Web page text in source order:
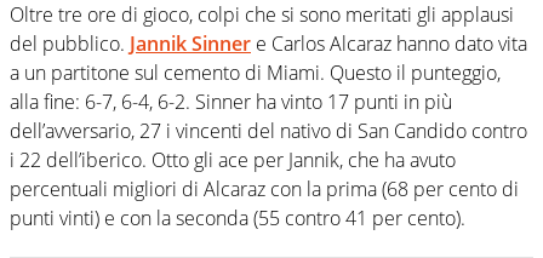
Oltre tre ore di gioco, colpi che si sono meritati gli applausi
del pubblico. Jannik Sinner e Carlos Alcaraz hanno dato vita
a un partitone sul cemento di Miami. Questo il punteggio,
alla fine: 6-7, 6-4, 6-2. Sinner ha vinto 17 punti in più
dell’avversario, 27 i vincenti del nativo di San Candido contro
i 22 dell’iberico. Otto gli ace per Jannik, che ha avuto
percentuali migliori di Alcaraz con la prima (68 per cento di
punti vinti) e con la seconda (55 contro 41 per cento).